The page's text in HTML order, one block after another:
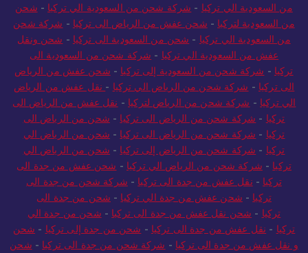
من السعودية الي تركيا - شركة شحن من السعودية الي تركيا - شحن
من السعودية لتركيا - شحن عفش من الرياض الى تركيا - شركة شحن
من السعودية الي تركيا - شحن من السعودية الى تركيا - شحن ونقل
عفش من السعودية الي تركيا - شركة شحن من السعودية الى
تركيا - شركة شحن من السعودية إلى تركيا - شحن عفش من الرياض
الى تركيا - شركة شحن من الرياض الي تركيا - نقل عفش من الرياض
الي تركيا - شركة شحن من الرياض لتركيا - نقل عفش من الرياض الى
تركيا - شركة شحن من الرياض الى تركيا - شحن من الرياض الى
تركيا - شركة شحن من الرياض الى تركيا - شحن من الرياض الي
تركيا - شركة شحن من الرياض إلى تركيا - شحن من الرياض الي
تركيا - شركة شحن من الرياض الي تركيا - شحن عفش من جدة الى
تركيا - نقل عفش من جدة الى تركيا - شركة شحن من جدة الى
تركيا - شحن عفش من جدة الي تركيا - شحن من جدة الى
تركيا - شحن نقل عفش من جدة الى تركيا - شحن من جدة الي
تركيا - نقل عفش من جدة الى تركيا - شحن من جدة إلى تركيا - شحن
و نقل عفش من جدة الى تركيا - شركة شحن من جدة الى تركيا - شحن